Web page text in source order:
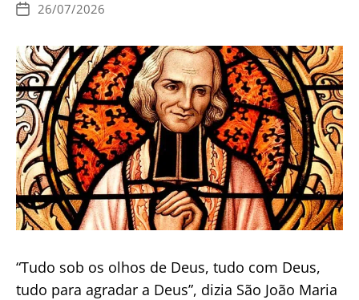
15
de
Agosto
Data
publicação
26/07/2026
“Tudo sob os olhos de Deus, tudo com Deus,
tudo para agradar a Deus”, dizia São João Maria